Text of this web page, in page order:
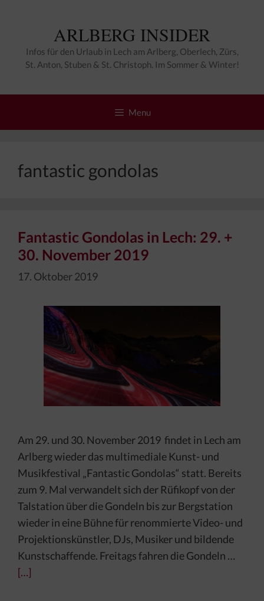
ARLBERG INSIDER
Infos für den Urlaub in Lech am Arlberg, Oberlech, Zürs,
St. Anton, Stuben & St. Christoph. Im Sommer & Winter!
Menu
fantastic gondolas
Fantastic Gondolas in Lech: 29. +
30. November 2019
17. Oktober 2019
Am 29. und 30. November 2019 findet in Lech am
Arlberg wieder das multimediale Kunst- und
Musikfestival „Fantastic Gondolas“ statt. Bereits
zum 9. Mal verwandelt sich der Rüfikopf von der
Talstation über die Gondeln bis zur Bergstation
wieder in eine Bühne für renommierte Video- und
Projektionskünstler, DJs, Musiker und bildende
Kunstschaffende. Freitags fahren die Gondeln …
[…]